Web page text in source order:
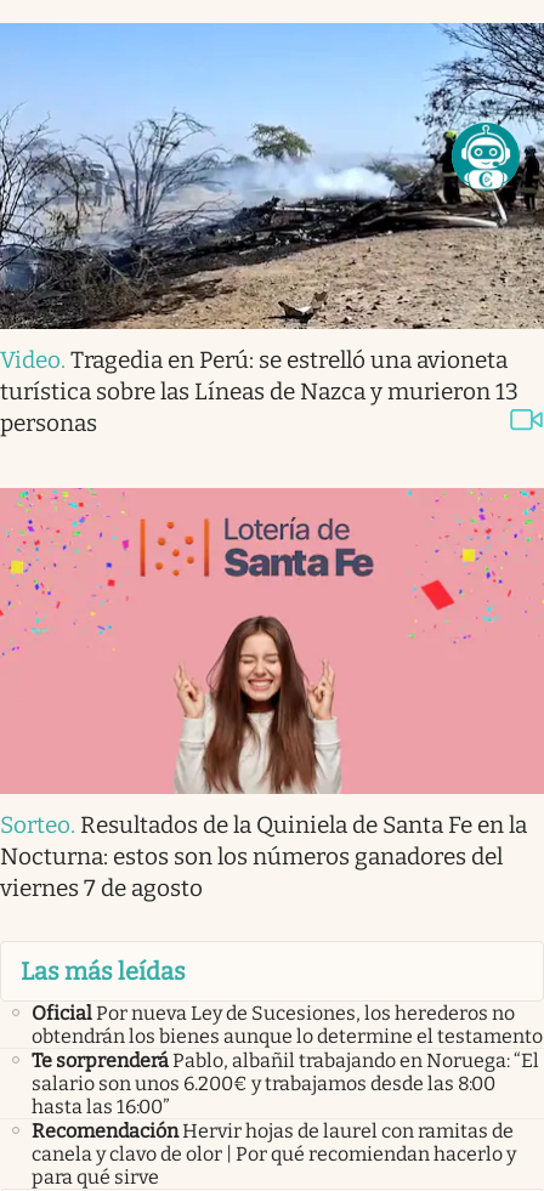
Video. Tragedia en Perú: se estrelló una avioneta
turística sobre las Líneas de Nazca y murieron 13
personas
Sorteo. Resultados de la Quiniela de Santa Fe en la
Nocturna: estos son los números ganadores del
viernes 7 de agosto
Las más leídas
OficialPor nueva Ley de Sucesiones, los herederos no
obtendrán los bienes aunque lo determine el testamento
Te sorprenderáPablo, albañil trabajando en Noruega: “El
salario son unos 6.200€ y trabajamos desde las 8:00
hasta las 16:00”
RecomendaciónHervir hojas de laurel con ramitas de
canela y clavo de olor | Por qué recomiendan hacerlo y
para qué sirve